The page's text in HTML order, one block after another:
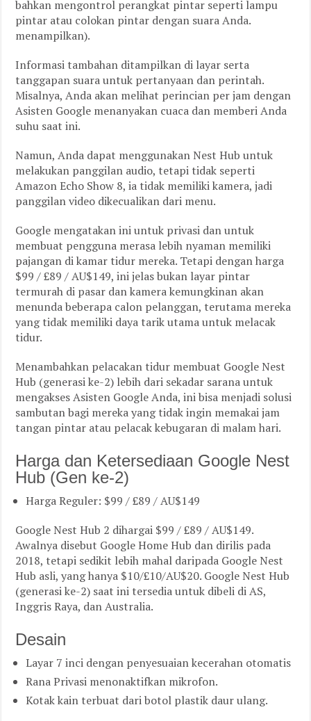
bahkan mengontrol perangkat pintar seperti lampu
pintar atau colokan pintar dengan suara Anda.
menampilkan).
Informasi tambahan ditampilkan di layar serta
tanggapan suara untuk pertanyaan dan perintah.
Misalnya, Anda akan melihat perincian per jam dengan
Asisten Google menanyakan cuaca dan memberi Anda
suhu saat ini.
Namun, Anda dapat menggunakan Nest Hub untuk
melakukan panggilan audio, tetapi tidak seperti
Amazon Echo Show 8, ia tidak memiliki kamera, jadi
panggilan video dikecualikan dari menu.
Google mengatakan ini untuk privasi dan untuk
membuat pengguna merasa lebih nyaman memiliki
pajangan di kamar tidur mereka. Tetapi dengan harga
$99 / £89 / AU$149, ini jelas bukan layar pintar
termurah di pasar dan kamera kemungkinan akan
menunda beberapa calon pelanggan, terutama mereka
yang tidak memiliki daya tarik utama untuk melacak
tidur.
Menambahkan pelacakan tidur membuat Google Nest
Hub (generasi ke-2) lebih dari sekadar sarana untuk
mengakses Asisten Google Anda, ini bisa menjadi solusi
sambutan bagi mereka yang tidak ingin memakai jam
tangan pintar atau pelacak kebugaran di malam hari.
Harga dan Ketersediaan Google Nest
Hub (Gen ke-2)
Harga Reguler: $99 / £89 / AU$149
Google Nest Hub 2 dihargai $99 / £89 / AU$149.
Awalnya disebut Google Home Hub dan dirilis pada
2018, tetapi sedikit lebih mahal daripada Google Nest
Hub asli, yang hanya $10/£10/AU$20. Google Nest Hub
(generasi ke-2) saat ini tersedia untuk dibeli di AS,
Inggris Raya, dan Australia.
Desain
Layar 7 inci dengan penyesuaian kecerahan otomatis
Rana Privasi menonaktifkan mikrofon.
Kotak kain terbuat dari botol plastik daur ulang.